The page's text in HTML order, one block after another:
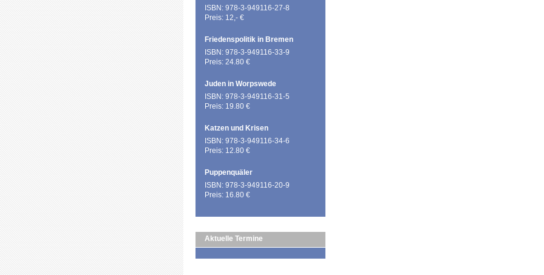
ISBN: 978-3-949116-27-8
Preis: 12,- €
Friedenspolitik in Bremen
ISBN: 978-3-949116-33-9
Preis: 24.80 €
Juden in Worpswede
ISBN: 978-3-949116-31-5
Preis: 19.80 €
Katzen und Krisen
ISBN: 978-3-949116-34-6
Preis: 12.80 €
Puppenquäler
ISBN: 978-3-949116-20-9
Preis: 16.80 €
Aktuelle Termine